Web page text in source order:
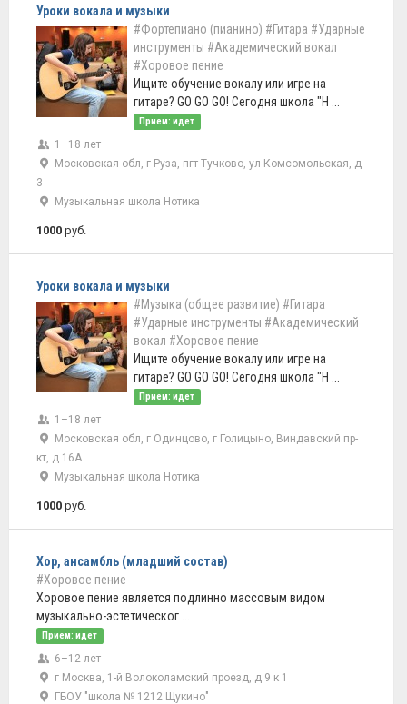
Уроки вокала и музыки
#Фортепиано (пианино) #Гитара #Ударные
инструменты #Академический вокал
#Хоровое пение
Ищите обучение вокалу или игре на
гитаре? GO GO GO! Сегодня школа "Н ...
Прием: идет
1–18 лет
Московская обл, г Руза, пгт Тучково, ул Комсомольская, д
3
Музыкальная школа Нотика
1000 руб.
Уроки вокала и музыки
#Музыка (общее развитие) #Гитара
#Ударные инструменты #Академический
вокал #Хоровое пение
Ищите обучение вокалу или игре на
гитаре? GO GO GO! Сегодня школа "Н ...
Прием: идет
1–18 лет
Московская обл, г Одинцово, г Голицыно, Виндавский пр-
кт, д 16А
Музыкальная школа Нотика
1000 руб.
Хор, ансамбль (младший состав)
#Хоровое пение
Хоровое пение является подлинно массовым видом
музыкально-эстетическог ...
Прием: идет
6–12 лет
г Москва, 1-й Волоколамский проезд, д 9 к 1
ГБОУ "школа № 1212 Щукино"